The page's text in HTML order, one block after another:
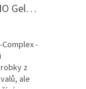
Vitalvibe Maca Sextuple BIO Gelatinized 3-Complex, 60 kapslí
-
z
ale